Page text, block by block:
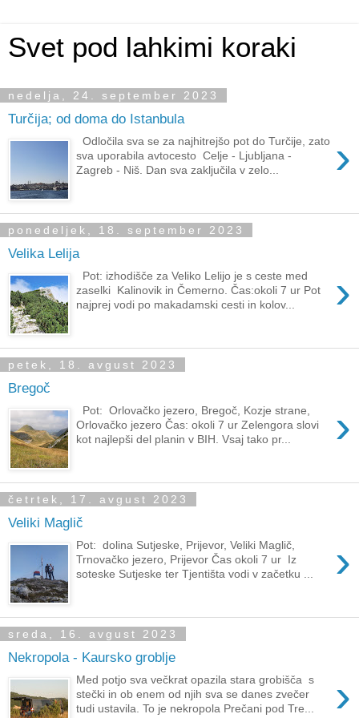
Svet pod lahkimi koraki
nedelja, 24. september 2023
Turčija; od doma do Istanbula
›
Odločila sva se za najhitrejšo pot do Turčije, zato
sva uporabila avtocesto Celje - Ljubljana -
Zagreb - Niš. Dan sva zaključila v zelo...
ponedeljek, 18. september 2023
Velika Lelija
›
Pot: izhodišče za Veliko Lelijo je s ceste med
zaselki Kalinovik in Čemerno. Čas:okoli 7 ur Pot
najprej vodi po makadamski cesti in kolov...
petek, 18. avgust 2023
Bregoč
›
Pot: Orlovačko jezero, Bregoč, Kozje strane,
Orlovačko jezero Čas: okoli 7 ur Zelengora slovi
kot najlepši del planin v BIH. Vsaj tako pr...
četrtek, 17. avgust 2023
Veliki Maglič
›
Pot: dolina Sutjeske, Prijevor, Veliki Maglič,
Trnovačko jezero, Prijevor Čas okoli 7 ur Iz
soteske Sutjeske ter Tjentišta vodi v začetku ...
sreda, 16. avgust 2023
Nekropola - Kaursko groblje
›
Med potjo sva večkrat opazila stara grobišča s
stečki in ob enem od njih sva se danes zvečer
tudi ustavila. To je nekropola Prečani pod Tre...